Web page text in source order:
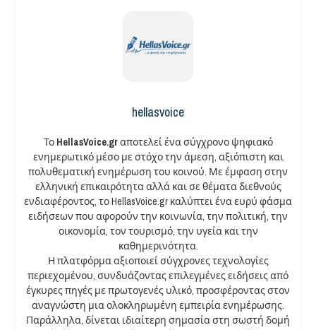
hellasvoice
Το HellasVoice.grαποτελεί ένα σύγχρονο ψηφιακό
ενημερωτικό μέσο με στόχο την άμεση, αξιόπιστη και
πολυθεματική ενημέρωση του κοινού. Με έμφαση στην
ελληνική επικαιρότητα αλλά και σε θέματα διεθνούς
ενδιαφέροντος, το HellasVoice.gr καλύπτει ένα ευρύ φάσμα
ειδήσεων που αφορούν την κοινωνία, την πολιτική, την
οικονομία, τον τουρισμό, την υγεία και την
καθημερινότητα.
Η πλατφόρμα αξιοποιεί σύγχρονες τεχνολογίες
περιεχομένου, συνδυάζοντας επιλεγμένες ειδήσεις από
έγκυρες πηγές με πρωτογενές υλικό, προσφέροντας στον
αναγνώστη μια ολοκληρωμένη εμπειρία ενημέρωσης.
Παράλληλα, δίνεται ιδιαίτερη σημασία στη σωστή δομή